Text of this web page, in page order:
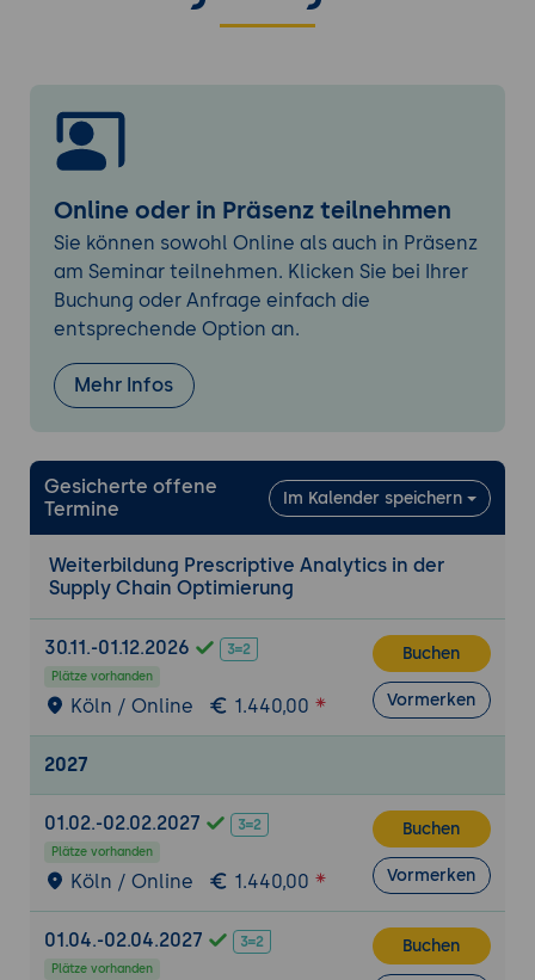
Datenquellen und Integration:
Systemen, Lagerverwaltungssystemen
und externen Marktdaten.
Datenqualität und Bereinigung:
zur Sicherstellung der Datenqualität und
fehlenden Werten und Anomalien.
Prädiktive Analyse in der Supply Chain
Nachfragevorhersage:Nutzung
prädiktiver Modelle zur Vorhersage der
Nachfrage; Techniken wie
Bestandsmanagement:Anwendung
prädiktiver Modelle zur Optimierung des
Bestandsmanagements; Berechnung
optimaler Bestellmengen und
Sicherheitsbestände.
Optimierungstechniken für die Supply Chain
Lineare und nichtlineare Programmierung:
Grundlagen der linearen Programmierung
und deren Anwendung in der Supply
Chain-Optimierung; Beispiele und
Stochastische Optimierung:
Einführung in
stochastische Optimierungsmethoden wie
Monte-Carlo-Simulation und genetische
Algorithmen; Einsatzgebiete und
praktische Anwendungen.
Online oder in Präsenz teilnehmen
Sie können sowohl Online als auch in Präsenz
am Seminar teilnehmen. Klicken Sie bei Ihrer
Buchung oder Anfrage einfach die
entsprechende Option an.
Mehr Infos
Gesicherte offene
Termine
Im Kalender speichern
Weiterbildung Prescriptive Analytics in der
Supply Chain Optimierung
30.11.-01.12.2026
Plätze vorhanden
Köln / Online 1.440,00
Buchen
Vormerken
2027
01.02.-02.02.2027
Plätze vorhanden
Köln / Online 1.440,00
Buchen
Vormerken
01.04.-02.04.2027
Plätze vorhanden
Buchen